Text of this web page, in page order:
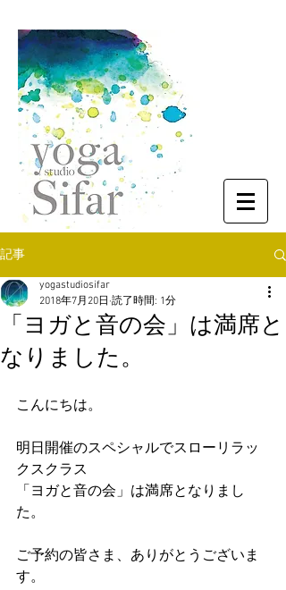
記事
「ヨガと音の会」は満席と
なりました。
yogastudiosifar
2018年7月20日 読了時間: 1分
こんにちは。
明日開催のスペシャルでスローリラッ
クスクラス
「ヨガと音の会」は満席となりまし
た。
ご予約の皆さま、ありがとうございま
す。